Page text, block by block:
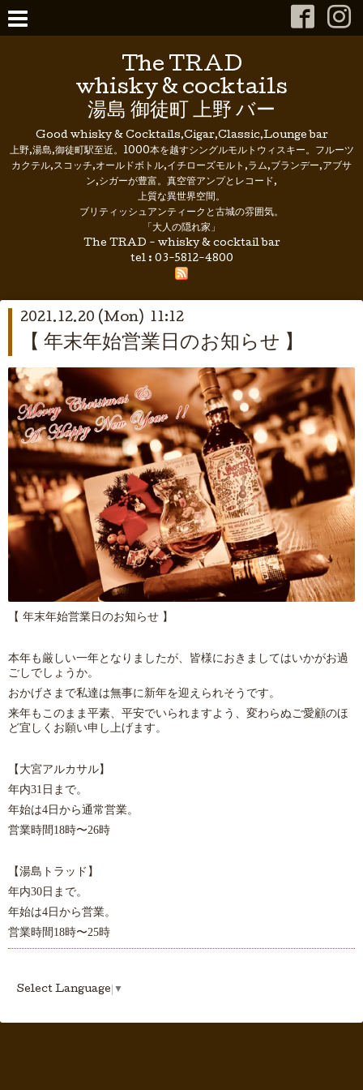
The TRAD
whisky & cocktails
湯島 御徒町 上野 バー
Good whisky & Cocktails,Cigar,Classic,Lounge bar
上野,湯島,御徒町駅至近。1000本を越すシングルモルトウィスキー。フルーツ
カクテル,スコッチ,オールドボトル,イチローズモルト,ラム,ブランデー,アブサ
ン,シガーが豊富。真空管アンプとレコード,
上質な異世界空間。
ブリティッシュアンティークと古城の雰囲気。
「大人の隠れ家」
The TRAD - whisky & cocktail bar
tel : 03-5812-4800
2021.12.20 (Mon) 11:12
【 年末年始営業日のお知らせ 】
【 年末年始営業日のお知らせ 】
本年も厳しい一年となりましたが、皆様におきましてはいかがお過
ごしでしょうか。
おかげさまで私達は無事に新年を迎えられそうです。
来年もこのまま平素、平安でいられますよう、変わらぬご愛顧のほ
ど宜しくお願い申し上げます。
【大宮アルカサル】
年内31 日まで。
年始は4日から通常営業。
営業時間18時〜26時
【湯島トラッド】
年内30日まで。
年始は4日から営業。
営業時間18時〜25時
Select Language ▼